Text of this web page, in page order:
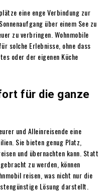
eine enge Verbindung zur
über einem See zu
zu verbringen. Wohnmobile
solche Erlebnisse, ohne dass
oder der eigenen Küche
für die ganze
und Alleinreisende eine
Sie bieten genug Platz,
und übernachten kann. Statt
zu werden, können
reisen, was nicht nur die
Lösung darstellt.